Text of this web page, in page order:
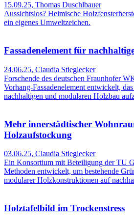
15.09.25, Thomas Duschlbauer
Aussichtslos? Heimische
ein eigenes Umweltzeichen.
Fassadenelement für
24.06.25, Claudia Stieglecker
Forschende des deutschen Fraunhofer
Vorhang-Fassadenelement entwickelt,
nachhaltigen und modularen Holzbau
Mehr innerstädtischer
Holzaufstockung
03.06.25, Claudia Stieglecker
Ein Konsortium mit Beteiligung der TU
Methoden entwickelt, um bestehende
modularer Holzkonstruktionen auf
Holztafelbild im Trockenstress